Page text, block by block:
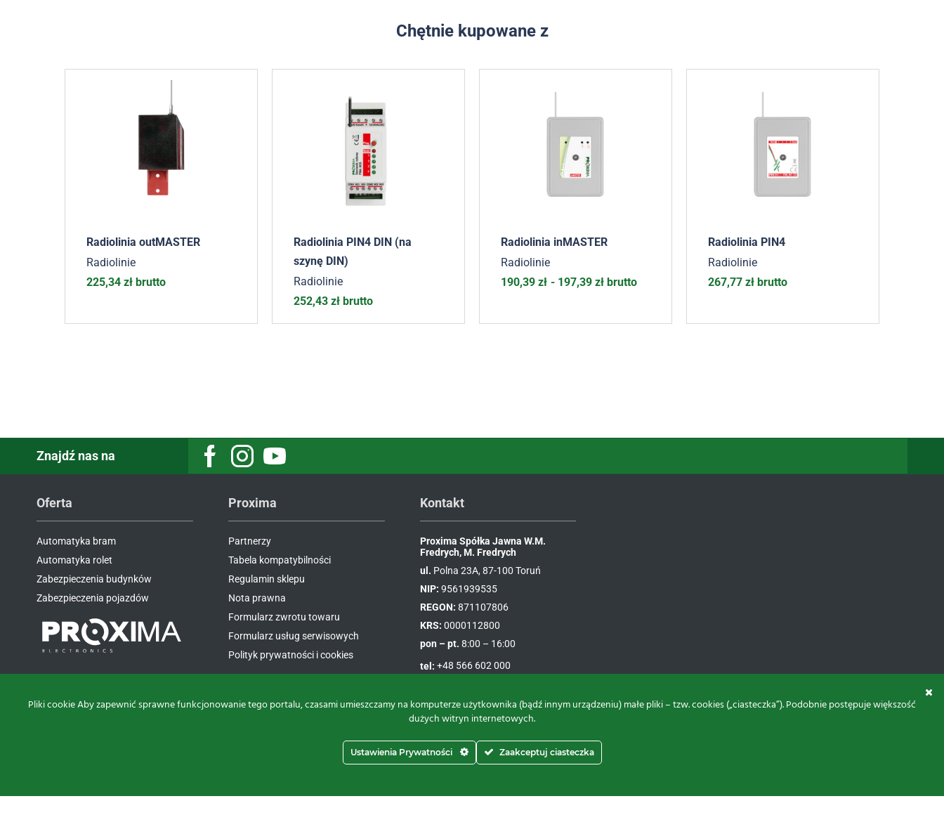
Chętnie kupowane z
Radiolinia outMASTER
Radiolinie
225,34 zł brutto
Radiolinia PIN4 DIN (na
szynę DIN)
Radiolinie
252,43 zł brutto
Radiolinia inMASTER
Radiolinie
190,39 zł - 197,39 zł brutto
Radiolinia PIN4
Radiolinie
267,77 zł brutto
Znajdź nas na
Oferta
Automatyka bram
Automatyka rolet
Zabezpieczenia budynków
Zabezpieczenia pojazdów
Proxima
Partnerzy
Tabela kompatybilności
Regulamin sklepu
Nota prawna
Formularz zwrotu towaru
Formularz usług serwisowych
Polityk prywatności i cookies
Kontakt
Proxima Spółka Jawna W.M.
Fredrych, M. Fredrych
ul. Polna 23A, 87-100 Toruń
NIP: 9561939535
REGON: 871107806
KRS: 0000112800
pon – pt. 8:00 – 16:00
tel: +48 566 602 000
Pliki cookie Aby zapewnić sprawne funkcjonowanie tego portalu, czasami umieszczamy na komputerze użytkownika (bądź innym urządzeniu) małe pliki – tzw. cookies („ciasteczka”). Podobnie postępuje większość
dużych witryn internetowych.
Zaakceptuj ciasteczka
Ustawienia Prywatności